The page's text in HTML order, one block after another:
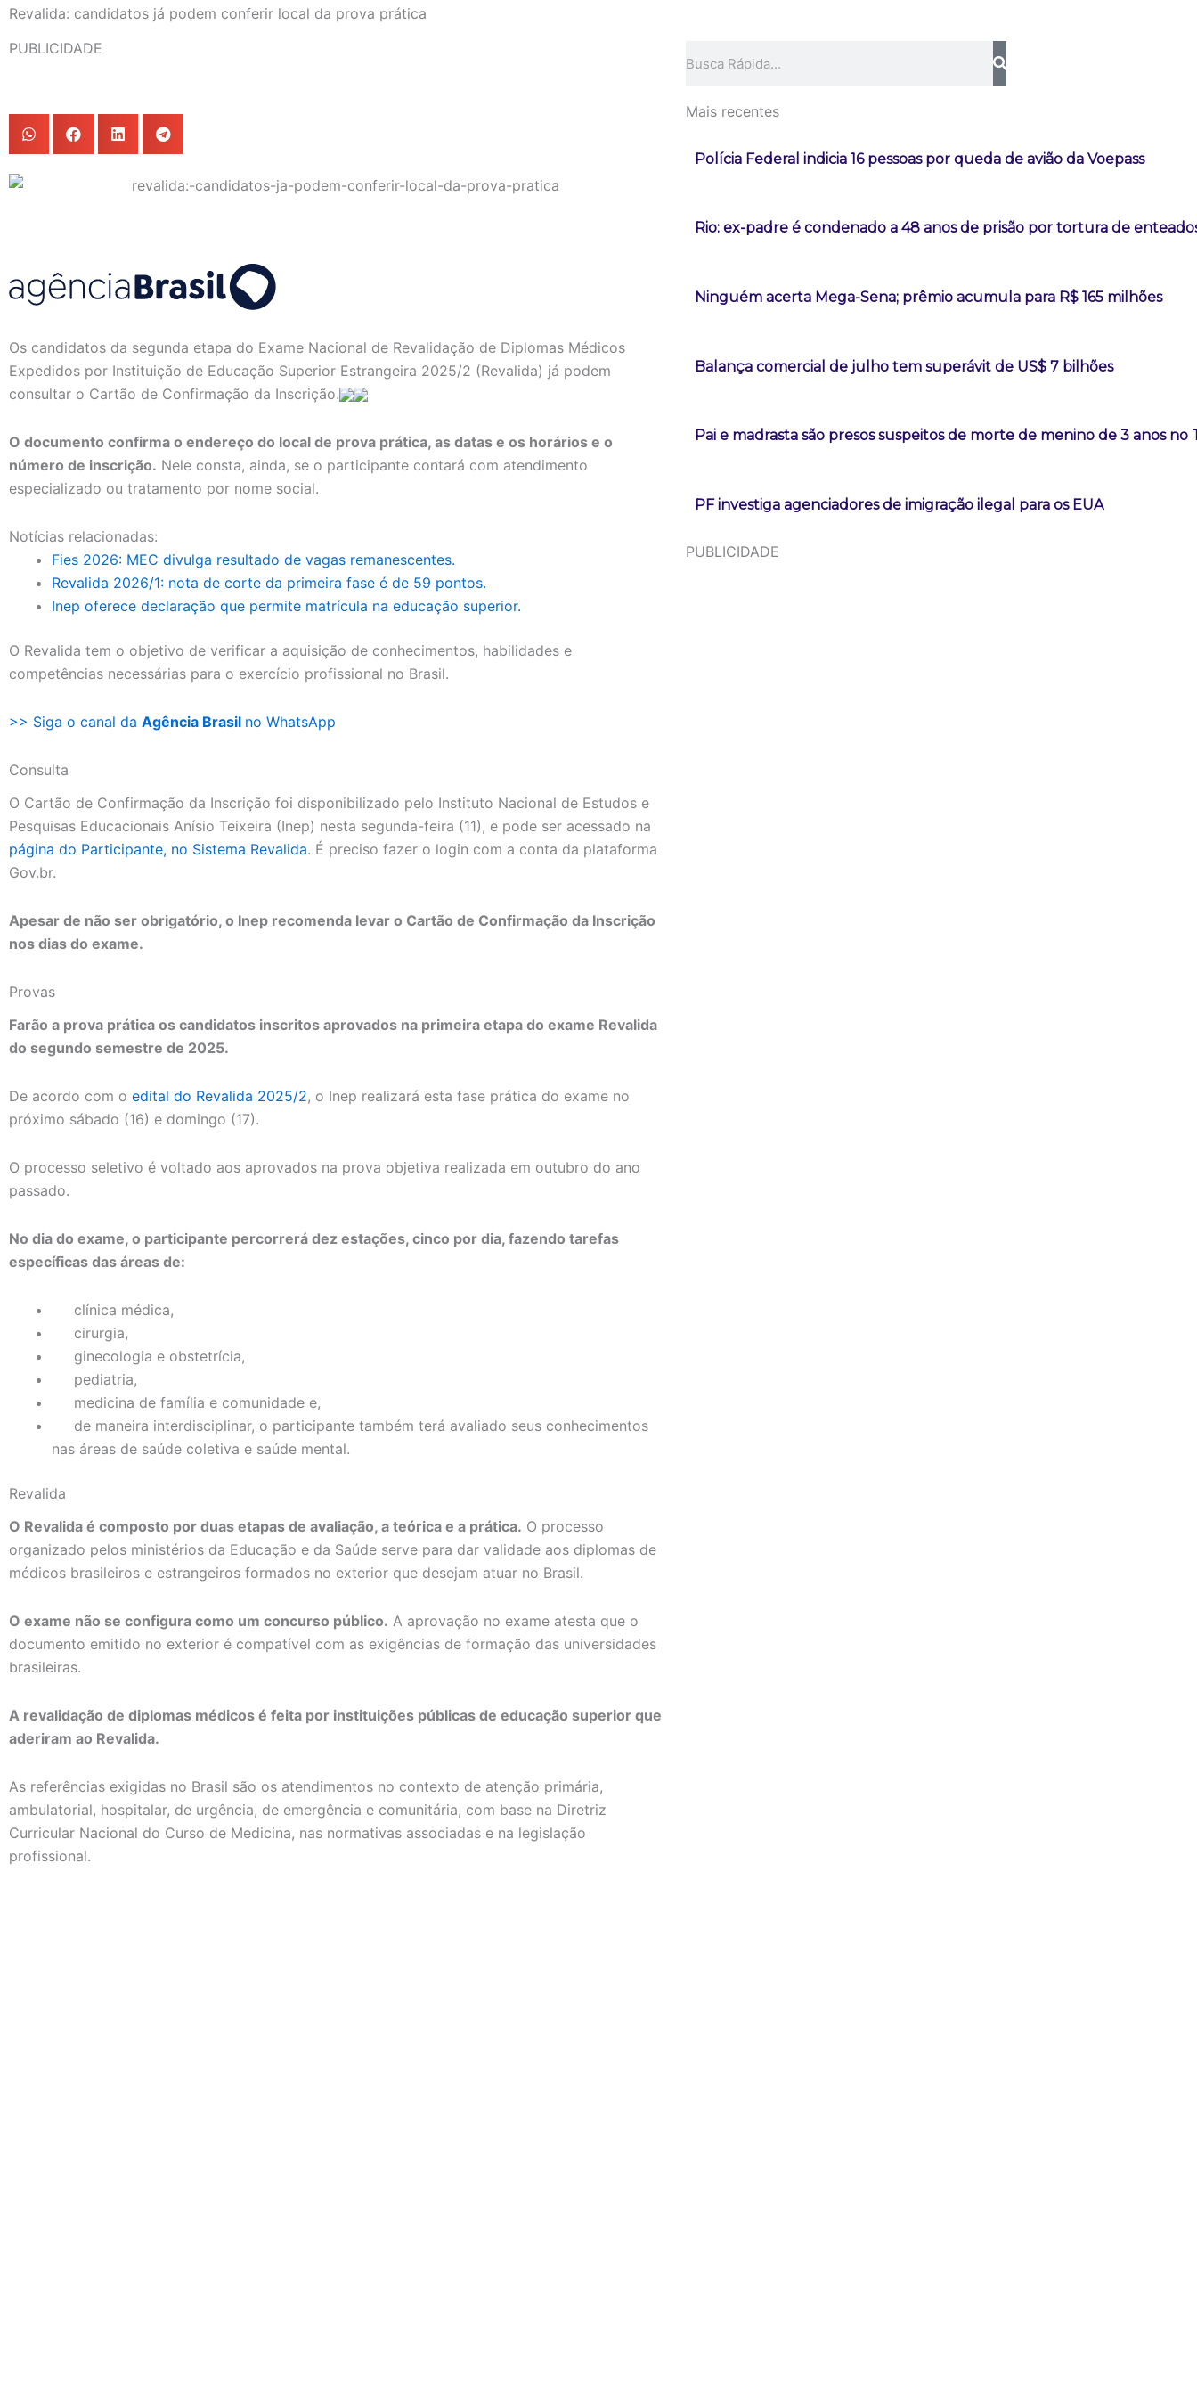
Revalida: candidatos já podem conferir local da prova prática
PUBLICIDADE
Os candidatos da segunda etapa do Exame Nacional de Revalidação de Diplomas Médicos
Expedidos por Instituição de Educação Superior Estrangeira 2025/2 (Revalida) já podem
consultar o Cartão de Confirmação da Inscrição.
O documento confirma o endereço do local de prova prática, as datas e os horários e o
número de inscrição. Nele consta, ainda, se o participante contará com atendimento
especializado ou tratamento por nome social.
Notícias relacionadas:
Fies 2026: MEC divulga resultado de vagas remanescentes.
Revalida 2026/1: nota de corte da primeira fase é de 59 pontos.
Inep oferece declaração que permite matrícula na educação superior.
O Revalida tem o objetivo de verificar a aquisição de conhecimentos, habilidades e
competências necessárias para o exercício profissional no Brasil.
>> Siga o canal da Agência Brasil no WhatsApp
Consulta
O Cartão de Confirmação da Inscrição foi disponibilizado pelo Instituto Nacional de Estudos e
Pesquisas Educacionais Anísio Teixeira (Inep) nesta segunda-feira (11), e pode ser acessado na
página do Participante, no Sistema Revalida. É preciso fazer o login com a conta da plataforma
Gov.br.
Apesar de não ser obrigatório, o Inep recomenda levar o Cartão de Confirmação da Inscrição
nos dias do exame.
Provas
Farão a prova prática os candidatos inscritos aprovados na primeira etapa do exame Revalida
do segundo semestre de 2025.
De acordo com o edital do Revalida 2025/2, o Inep realizará esta fase prática do exame no
próximo sábado (16) e domingo (17).
O processo seletivo é voltado aos aprovados na prova objetiva realizada em outubro do ano
passado.
No dia do exame, o participante percorrerá dez estações, cinco por dia, fazendo tarefas
específicas das áreas de:
clínica médica,
cirurgia,
ginecologia e obstetrícia,
pediatria,
medicina de família e comunidade e,
de maneira interdisciplinar, o participante também terá avaliado seus conhecimentos
nas áreas de saúde coletiva e saúde mental.
Revalida
O Revalida é composto por duas etapas de avaliação, a teórica e a prática. O processo
organizado pelos ministérios da Educação e da Saúde serve para dar validade aos diplomas de
médicos brasileiros e estrangeiros formados no exterior que desejam atuar no Brasil.
O exame não se configura como um concurso público. A aprovação no exame atesta que o
documento emitido no exterior é compatível com as exigências de formação das universidades
brasileiras.
A revalidação de diplomas médicos é feita por instituições públicas de educação superior que
aderiram ao Revalida.
As referências exigidas no Brasil são os atendimentos no contexto de atenção primária,
ambulatorial, hospitalar, de urgência, de emergência e comunitária, com base na Diretriz
Curricular Nacional do Curso de Medicina, nas normativas associadas e na legislação
profissional.
Mais recentes
Polícia Federal indicia 16 pessoas por queda de avião da Voepass
Rio: ex-padre é condenado a 48 anos de prisão por tortura de
Ninguém acerta Mega-Sena; prêmio acumula para R$ 165 milhões
Balança comercial de julho tem superávit de US$ 7 bilhões
Pai e madrasta são presos suspeitos de morte de menino de 3 anos no
PF investiga agenciadores de imigração ilegal para os EUA
PUBLICIDADE